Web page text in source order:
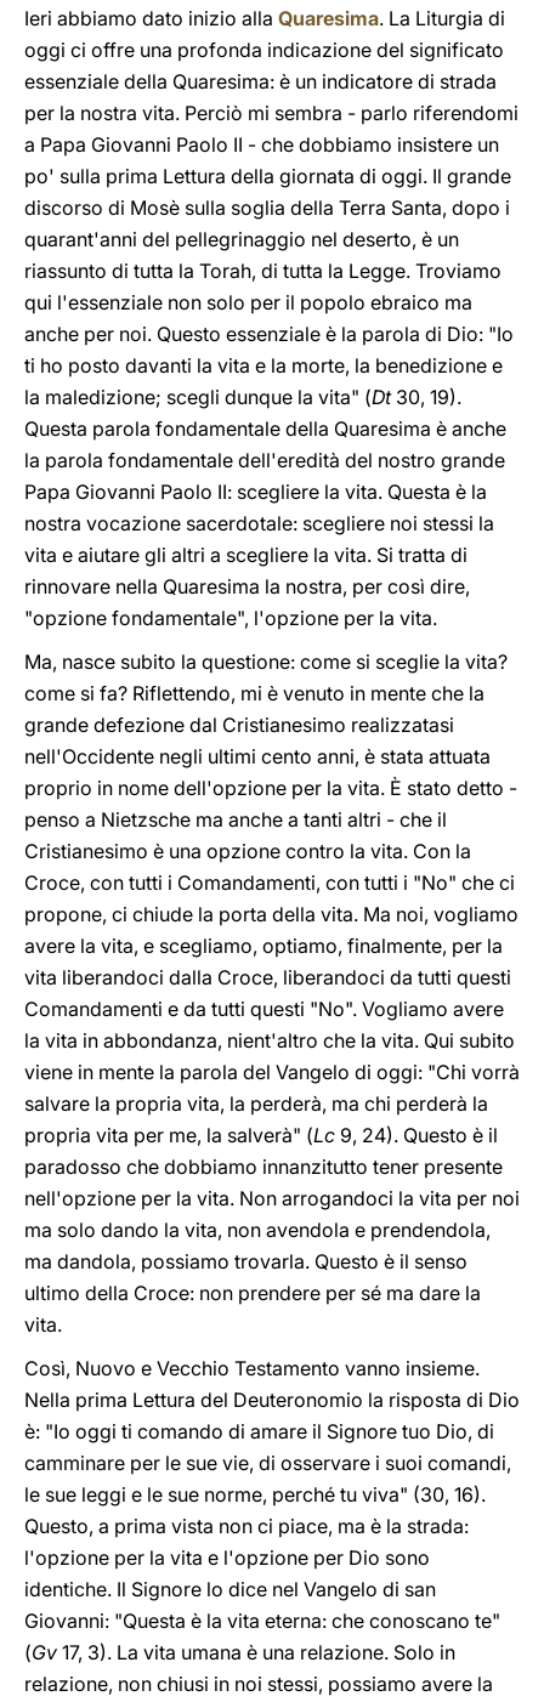
Ieri abbiamo dato inizio alla Quaresima. La Liturgia di
oggi ci offre una profonda indicazione del significato
essenziale della Quaresima: è un indicatore di strada
per la nostra vita. Perciò mi sembra - parlo riferendomi
a Papa Giovanni Paolo II - che dobbiamo insistere un
po' sulla prima Lettura della giornata di oggi. Il grande
discorso di Mosè sulla soglia della Terra Santa, dopo i
quarant'anni del pellegrinaggio nel deserto, è un
riassunto di tutta la Torah, di tutta la Legge. Troviamo
qui l'essenziale non solo per il popolo ebraico ma
anche per noi. Questo essenziale è la parola di Dio: "Io
ti ho posto davanti la vita e la morte, la benedizione e
la maledizione; scegli dunque la vita" (Dt30, 19).
Questa parola fondamentale della Quaresima è anche
la parola fondamentale dell'eredità del nostro grande
Papa Giovanni Paolo II: scegliere la vita. Questa è la
nostra vocazione sacerdotale: scegliere noi stessi la
vita e aiutare gli altri a scegliere la vita. Si tratta di
rinnovare nella Quaresima la nostra, per così dire,
"opzione fondamentale", l'opzione per la vita.
Ma, nasce subito la questione: come si sceglie la vita?
come si fa? Riflettendo, mi è venuto in mente che la
grande defezione dal Cristianesimo realizzatasi
nell'Occidente negli ultimi cento anni, è stata attuata
proprio in nome dell'opzione per la vita. È stato detto -
penso a Nietzsche ma anche a tanti altri - che il
Cristianesimo è una opzione contro la vita. Con la
Croce, con tutti i Comandamenti, con tutti i "No" che ci
propone, ci chiude la porta della vita. Ma noi, vogliamo
avere la vita, e scegliamo, optiamo, finalmente, per la
vita liberandoci dalla Croce, liberandoci da tutti questi
Comandamenti e da tutti questi "No". Vogliamo avere
la vita in abbondanza, nient'altro che la vita. Qui subito
viene in mente la parola del Vangelo di oggi: "Chi vorrà
salvare la propria vita, la perderà, ma chi perderà la
propria vita per me, la salverà" (Lc 9, 24). Questo è il
paradosso che dobbiamo innanzitutto tener presente
nell'opzione per la vita. Non arrogandoci la vita per noi
ma solo dando la vita, non avendola e prendendola,
ma dandola, possiamo trovarla. Questo è il senso
ultimo della Croce: non prendere per sé ma dare la
vita.
Così, Nuovo e Vecchio Testamento vanno insieme.
Nella prima Lettura del Deuteronomio la risposta di Dio
è: "Io oggi ti comando di amare il Signore tuo Dio, di
camminare per le sue vie, di osservare i suoi comandi,
le sue leggi e le sue norme, perché tu viva" (30, 16).
Questo, a prima vista non ci piace, ma è la strada:
l'opzione per la vita e l'opzione per Dio sono
identiche. Il Signore lo dice nel Vangelo di san
Giovanni: "Questa è la vita eterna: che conoscano te"
(Gv 17, 3). La vita umana è una relazione. Solo in
relazione, non chiusi in noi stessi, possiamo avere la